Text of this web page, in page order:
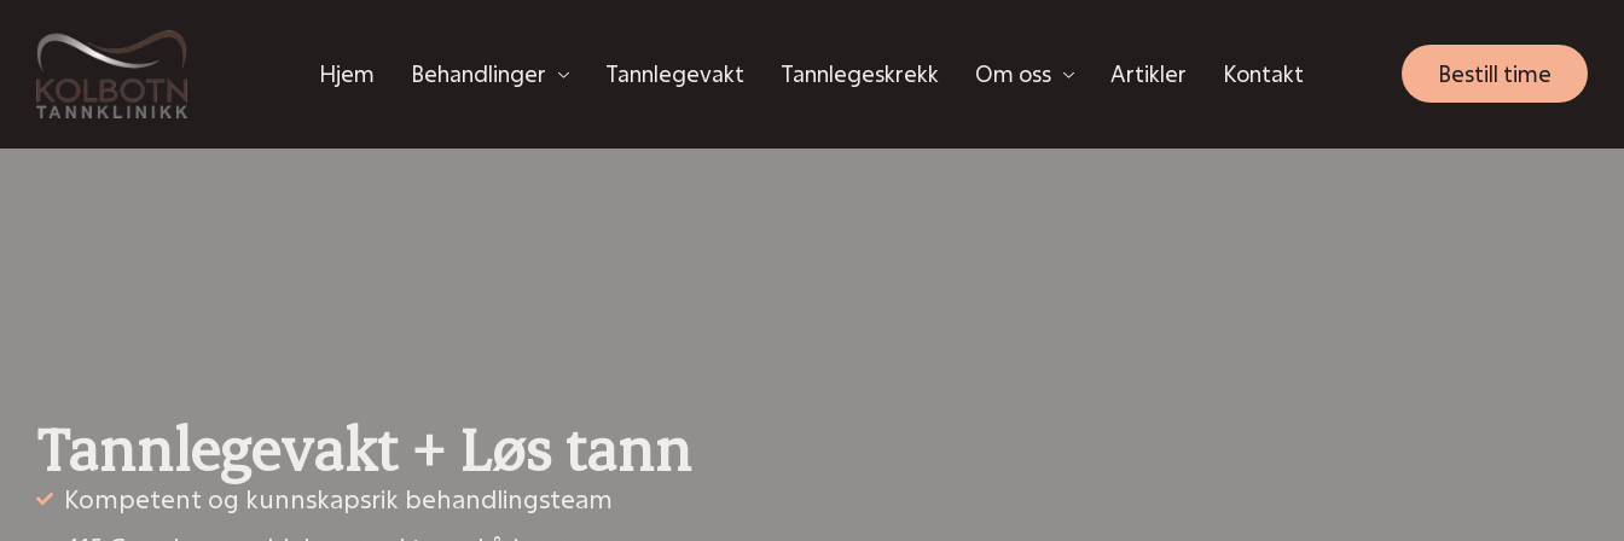
Hjem Behandlinger Tannlegevakt Tannlegeskrekk Om oss Artikler Kontakt Bestill time
Tannlegevakt + Løs tann
Kompetent og kunnskapsrik behandlingsteam